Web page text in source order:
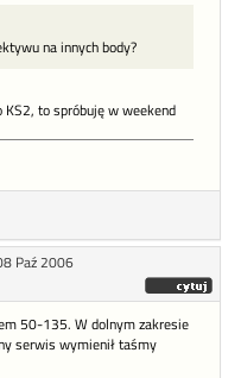
na innych body?
KS2, to spróbuję w weekend
Paź 2006
50-135. W dolnym zakresie
serwis wymienił taśmy